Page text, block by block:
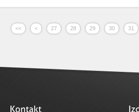
<< < 27 28 29 30 31